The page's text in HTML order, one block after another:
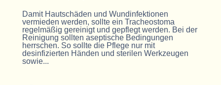
Damit Hautschäden und Wundinfektionen
vermieden werden, sollte ein Tracheostoma
regelmäßig gereinigt und gepflegt werden. Bei der
Reinigung sollten aseptische Bedingungen
herrschen. So sollte die Pflege nur mit
desinfizierten Händen und sterilen Werkzeugen
sowie...